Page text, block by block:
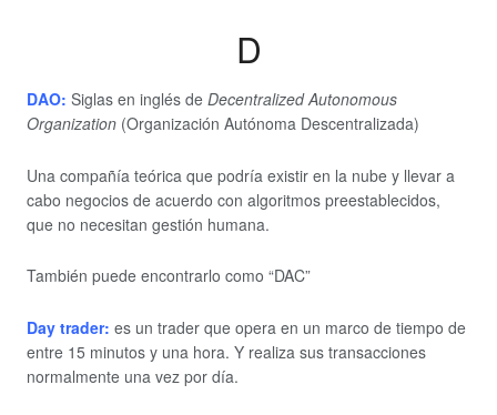
D
DAO: Siglas en inglés de Decentralized Autonomous
Organization (Organización Autónoma Descentralizada)
Una compañía teórica que podría existir en la nube y llevar a
cabo negocios de acuerdo con algoritmos preestablecidos,
que no necesitan gestión humana.
También puede encontrarlo como “DAC”
Day trader: es un trader que opera en un marco de tiempo de
entre 15 minutos y una hora. Y realiza sus transacciones
normalmente una vez por día.